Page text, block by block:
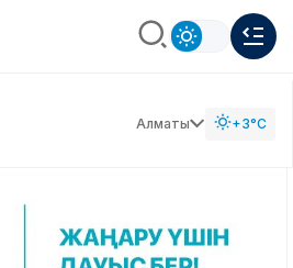
Алматы +3°C